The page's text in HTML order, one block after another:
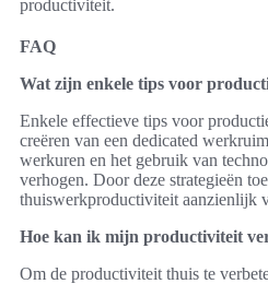
productiviteit.
FAQ
Wat zijn enkele tips voor
Enkele effectieve tips voor
creëren van een dedicated
werkuren en het gebruik van
verhogen. Door deze strategieën
thuiswerkproductiviteit aanzienlijk
Hoe kan ik mijn productiviteit
Om de productiviteit thuis te